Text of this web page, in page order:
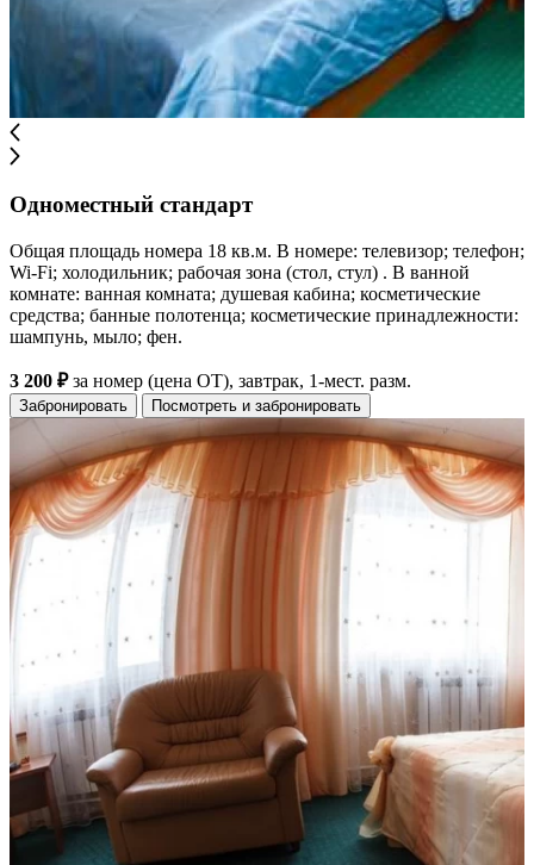
Одноместный стандарт
Общая площадь номера 18 кв.м. В номере: телевизор; телефон;
Wi-Fi; холодильник; рабочая зона (стол, стул) . В ванной
комнате: ванная комната; душевая кабина; косметические
средства; банные полотенца; косметические принадлежности:
шампунь, мыло; фен.
3 200 ₽за номер (цена ОТ), завтрак, 1-мест. разм.
Забронировать Посмотреть и забронировать